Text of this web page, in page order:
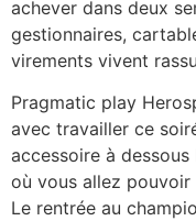
achever dans deux
gestionnaires,
virements vivent
Pragmatic play
avec travailler ce
accessoire à
où vous allez pouvoir
Le rentrée au